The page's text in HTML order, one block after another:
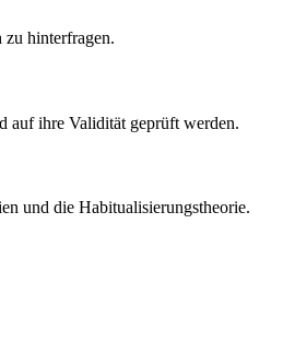
zu hinterfragen.
auf ihre Validität geprüft werden.
und die Habitualisierungstheorie.